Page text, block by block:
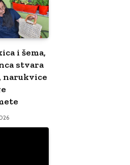
i šema,
stvara
narukvice